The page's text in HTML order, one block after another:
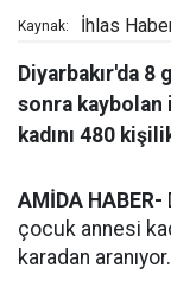
Kaynak: İhlas
Diyarbakır'da 8
sonra kaybolan
kadını 480
AMİDA HABER-
çocuk annesi
karadan aranıyor.